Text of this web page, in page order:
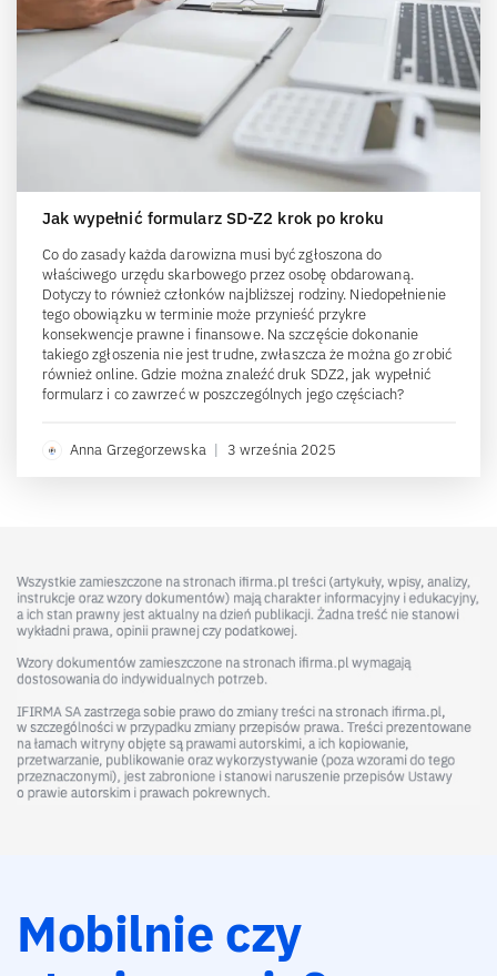
Jak wypełnić formularz SD-Z2 krok po kroku
Co do zasady każda darowizna musi być zgłoszona do
właściwego urzędu skarbowego przez osobę obdarowaną.
Dotyczy to również członków najbliższej rodziny. Niedopełnienie
tego obowiązku w terminie może przynieść przykre
konsekwencje prawne i finansowe. Na szczęście dokonanie
takiego zgłoszenia nie jest trudne, zwłaszcza że można go zrobić
również online. Gdzie można znaleźć druk SDZ2, jak wypełnić
formularz i co zawrzeć w poszczególnych jego częściach?
Anna Grzegorzewska | 3 września 2025
Mobilnie czy